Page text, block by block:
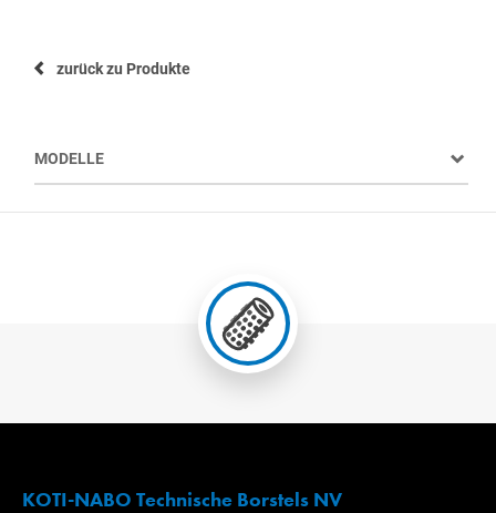
zurück zu Produkte
MODELLE
KOTI-NABO Technische Borstels NV